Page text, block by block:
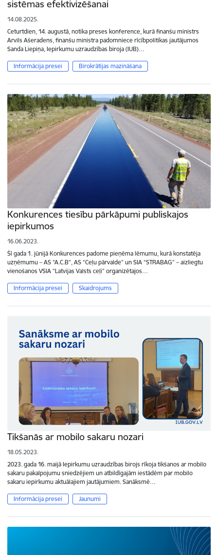
sistēmas efektivizēšanai
14.08.2025.
Ceturtdien, 14. augustā, notika preses konference, kurā finanšu ministrs
Arvils Ašeradens, finanšu ministra padomniece rīcībpolitikas jautājumos
Sanda Liepiņa, Iepirkumu uzraudzības biroja (IUB)…
Informācija presei Birokrātijas mazināšana
Konkurences tiesību pārkāpumi publiskajos
iepirkumos
16.06.2023.
Šī gada 1. jūnijā Konkurences padome pieņēma lēmumu, kurā konstatēja
uzņēmumu – AS “A.C.B”, AS “Ceļu pārvalde” un SIA “STRABAG” – aizliegtu
vienošanos VSIA “Latvijas Valsts ceļi” organizētajos…
Informācija presei Skaidrojums
Tikšanās ar mobilo sakaru nozari
18.05.2023.
2023. gada 16. maijā Iepirkumu uzraudzības birojs rīkoja tikšanos ar mobilo
sakaru pakalpojumu sniedzējiem un atbildīgajām iestādēm par mobilo
sakaru iepirkumu aktuālajiem jautājumiem. Sanāksmē…
Informācija presei Jaunumi